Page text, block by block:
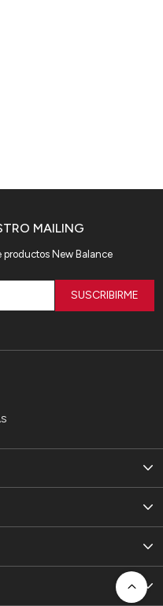
MAILING
productos New Balance
SUSCRIBIRME